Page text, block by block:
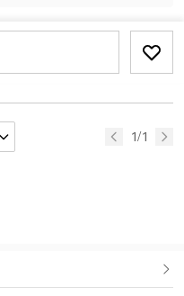
1/1